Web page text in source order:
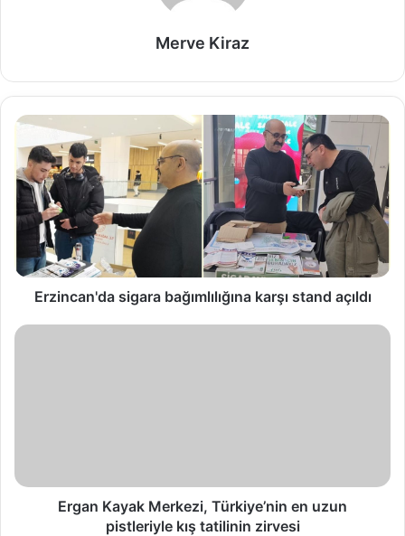
Merve Kiraz
Erzincan'da sigara bağımlılığına karşı stand açıldı
Ergan Kayak Merkezi, Türkiye’nin en uzun
pistleriyle kış tatilinin zirvesi